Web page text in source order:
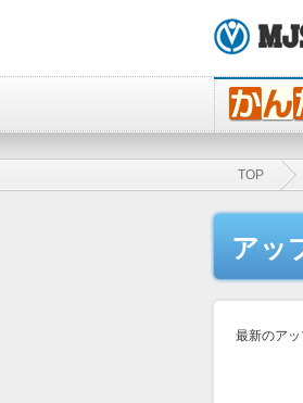
TOP
アッ
最新のア